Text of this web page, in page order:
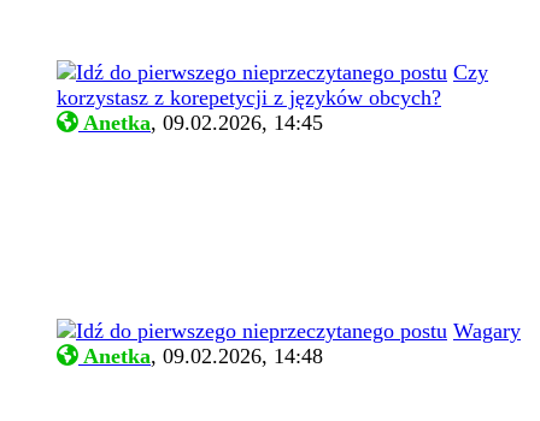
Czy
korzystasz z korepetycji z języków obcych?
Anetka, 09.02.2026, 14:45
Wagary
Anetka, 09.02.2026, 14:48